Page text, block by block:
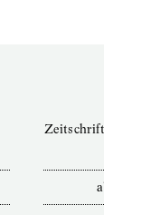
Zeitschriften
ab